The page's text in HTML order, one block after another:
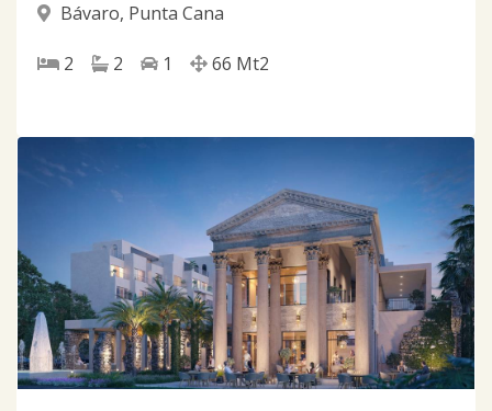
Bávaro, Punta Cana
2 2 1 66 Mt2